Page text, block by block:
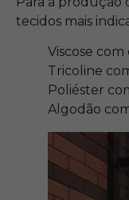
tecidos mais
Viscose com
Tricoline
Poliéster
Algodão